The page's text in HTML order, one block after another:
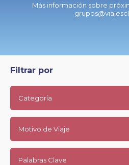
Más información sobre
Filtrar por
Categoría
Motivo de Viaje
Palabras Clave